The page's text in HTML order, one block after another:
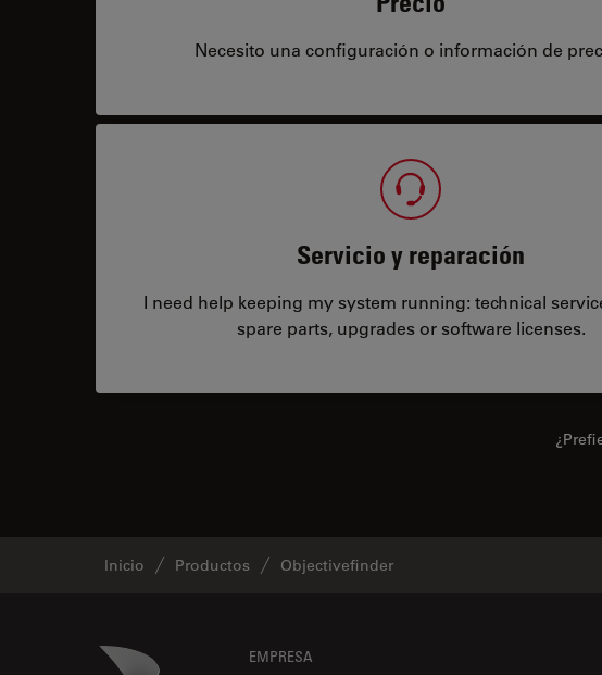
Necesito una configuración o información de
Servicio y reparación
I need help keeping my system running: technical
spare parts, upgrades or software licenses.
Inicio Productos Objectivefinder
Danaher Logo EMPRESA